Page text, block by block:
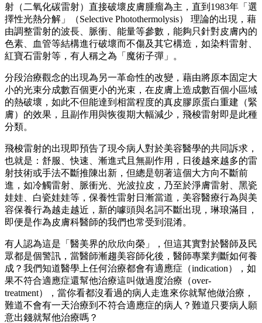
射（二氧化碳雷射）直接破壞皮膚腫瘤為主，直到1983年「選
擇性光熱分解」（Selective Photothermolysis） 理論的出現，藉
由調整雷射的波長、脈衝、能量等參數，能夠只針對皮膚內的
色素、血管等結構進行破壞而不傷及其它構造，如染料雷射、
紅寶石雷射等，有人稱之為「魔術子彈」。
分段治療觀念的出現為另一革命性的改變，藉由將原本固定大
小的光束分成數百個更小的光束，在皮膚上造成數百個小區域
的熱破壞，如此不但能達到相當程度的真皮膠原蛋白重建（緊
膚）的效果，且副作用與恢復期大幅減少，飛梭雷射即是此種
分類。
飛梭雷射的出現即預告了現今病人對於美容醫學的共同訴求，
也就是：舒服、快速、漸進式且無副作用，日後越來越多的雷
射技術或手法不斷推陳出新，但總是朝著這個大方向不斷前
進，如冷觸雷射、脈衝光、光波拉皮，乃至於淨膚雷射、黑瓷
娃娃、白瓷娃娃等，保養性雷射日漸當道，美容醫療行為與美
容保養行為越走越近，新的噱頭與名詞不斷出現，琳琅滿目，
即便是作為皮膚科醫師的我們也常受到混淆。
有人認為這是「醫美界的欣欣向榮」，但這其實對於醫師及民
眾都是個警訊，當醫師漸趨美容師化後，醫師專業判斷如何養
成？我們知道醫學上任何治療都會有適應症（indication），如
果不符合適應症還幫他治療這叫做過度治療（over-
treatment），當你看都沒看過的病人走進來你就幫他做治療，
難道不會有一天治療到不符合適應症的病人？難道只要病人願
意出錢就幫他治療嗎？